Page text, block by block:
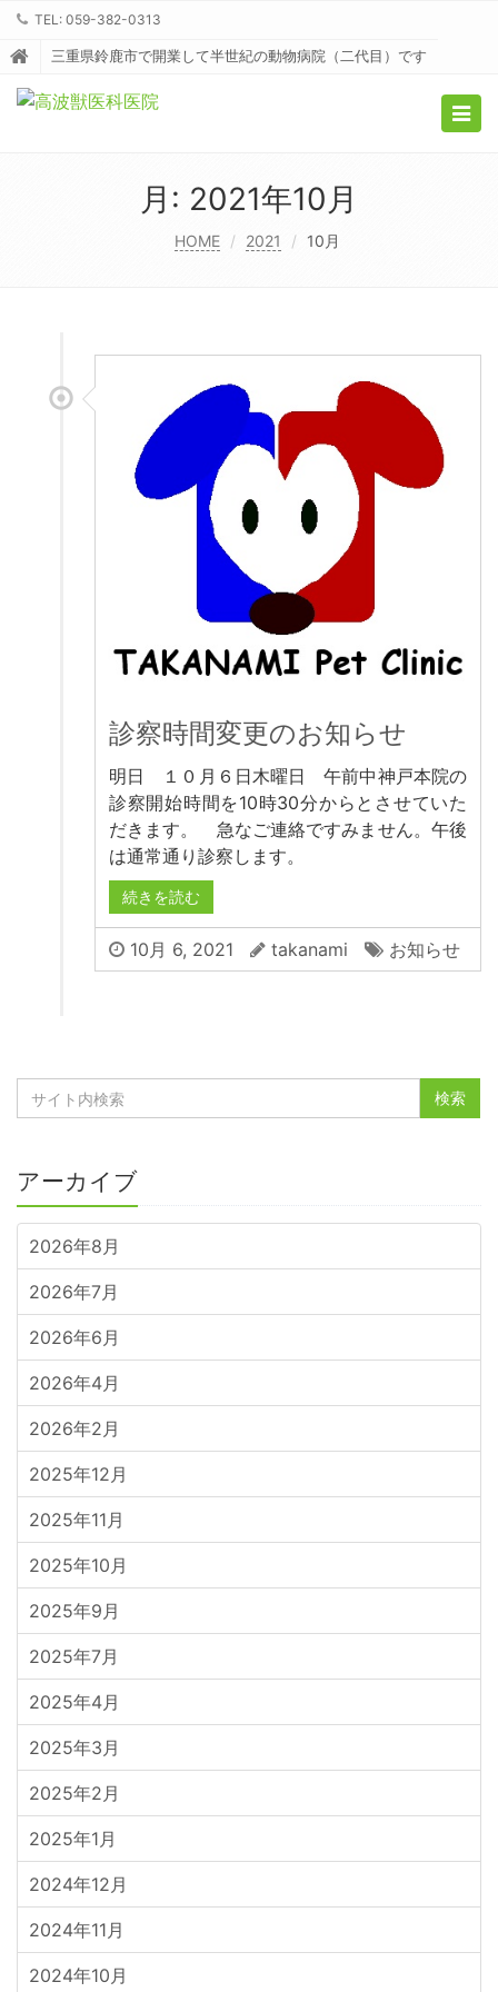
TEL: 059-382-0313
三重県鈴鹿市で開業して半世紀の動物病院（二代目）です
月: 2021年10月
HOME 2021 10月
診察時間変更のお知らせ
明日 １０月６日木曜日 午前中神戸本院の
診察開始時間を10時30分からとさせていた
だきます。 急なご連絡ですみません。午後
は通常通り診察します。
続きを読む
10月 6, 2021 takanami お知らせ
アーカイブ
2026年8月
2026年7月
2026年6月
2026年4月
2026年2月
2025年12月
2025年11月
2025年10月
2025年9月
2025年7月
2025年4月
2025年3月
2025年2月
2025年1月
2024年12月
2024年11月
2024年10月